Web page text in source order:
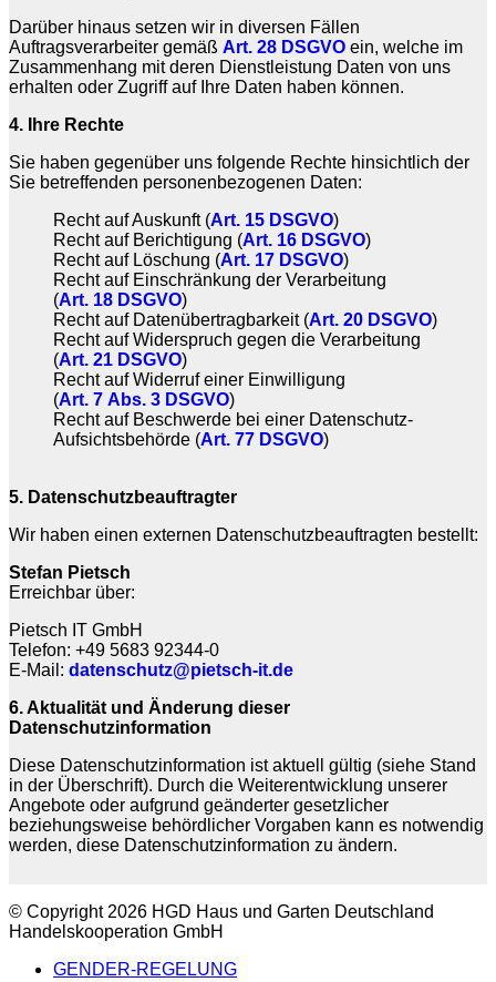
Darüber hinaus setzen wir in diversen Fällen
Auftragsverarbeiter gemäß Art. 28 DSGVO ein, welche im
Zusammenhang mit deren Dienstleistung Daten von uns
erhalten oder Zugriff auf Ihre Daten haben können.
4. Ihre Rechte
Sie haben gegenüber uns folgende Rechte hinsichtlich der
Sie betreffenden personenbezogenen Daten:
Recht auf Auskunft (Art. 15 DSGVO)
Recht auf Berichtigung (Art. 16 DSGVO)
Recht auf Löschung (Art. 17 DSGVO)
Recht auf Einschränkung der Verarbeitung
(Art. 18 DSGVO)
Recht auf Datenübertragbarkeit (Art. 20 DSGVO)
Recht auf Widerspruch gegen die Verarbeitung
(Art. 21 DSGVO)
Recht auf Widerruf einer Einwilligung
(Art. 7 Abs. 3 DSGVO)
Recht auf Beschwerde bei einer Datenschutz-
Aufsichtsbehörde (Art. 77 DSGVO)
5. Datenschutzbeauftragter
Wir haben einen externen Datenschutzbeauftragten bestellt:
Stefan Pietsch
Erreichbar über:
Pietsch IT GmbH
Telefon: +49 5683 92344-0
E-Mail: datenschutz@pietsch-it.de
6. Aktualität und Änderung dieser
Datenschutzinformation
Diese Datenschutzinformation ist aktuell gültig (siehe Stand
in der Überschrift). Durch die Weiterentwicklung unserer
Angebote oder aufgrund geänderter gesetzlicher
beziehungsweise behördlicher Vorgaben kann es notwendig
werden, diese Datenschutzinformation zu ändern.
© Copyright 2026 HGD Haus und Garten Deutschland
Handelskooperation GmbH
GENDER-REGELUNG